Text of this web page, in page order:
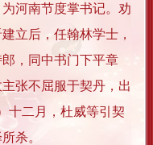
河南节度掌书记。劝
立后，任翰林学士，
，同中书门下平章
张不屈服于契丹，出
十二月，杜威等引契
杀。